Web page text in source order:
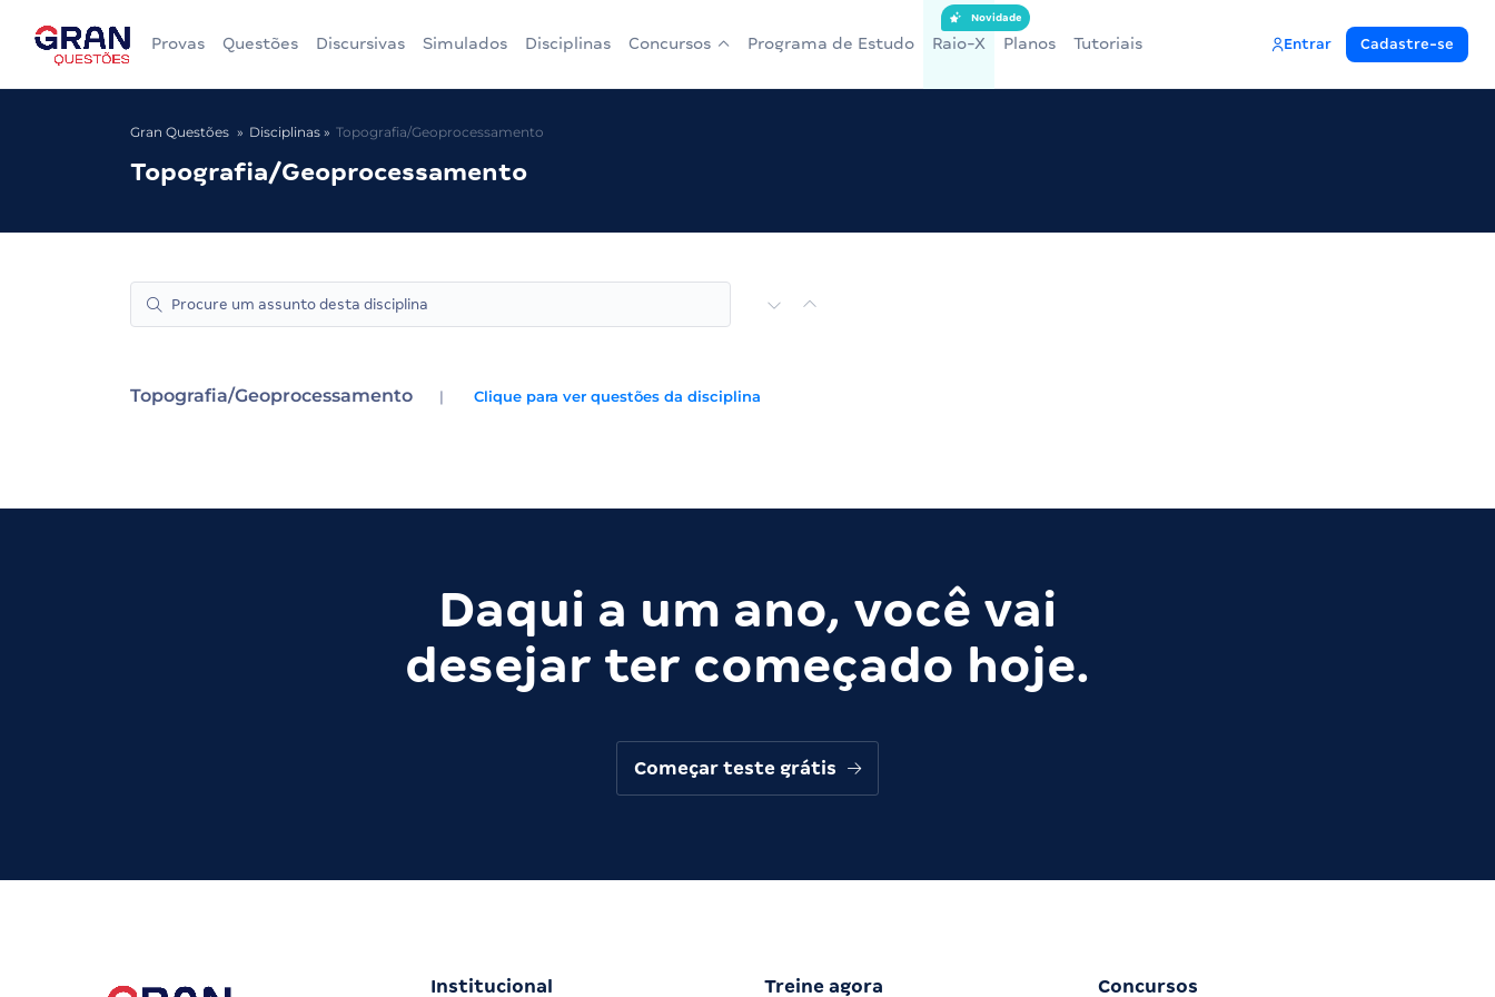
Provas Questões Discursivas Simulados Disciplinas Concursos Programa de Estudo Raio-X
Novidade
Planos Tutoriais Entrar Cadastre-se
Gran Questões Disciplinas Topografia/Geoprocessamento
Topografia/Geoprocessamento
Topografia/Geoprocessamento | Clique para ver questões da disciplina
Daqui a um ano, você vai
desejar ter começado hoje.
Começar teste grátis
Institucional Treine agora Concursos